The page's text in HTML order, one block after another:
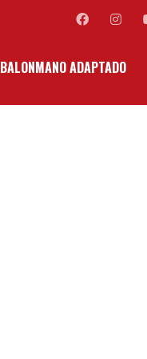
BALONMANO ADAPTADO